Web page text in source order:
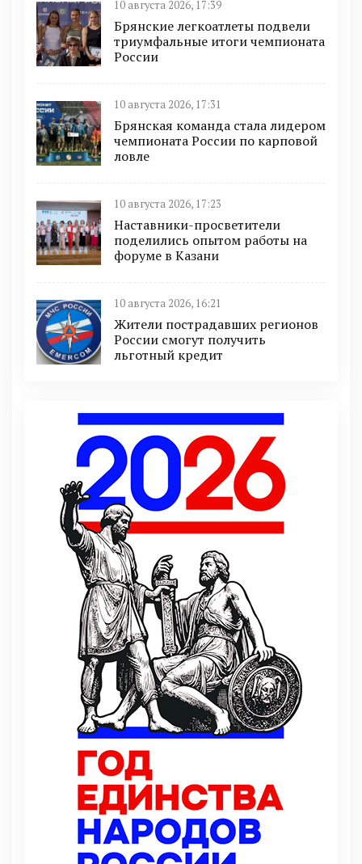
10 августа 2026, 17:39
Брянские легкоатлеты подвели
триумфальные итоги чемпионата
России
10 августа 2026, 17:31
Брянская команда стала лидером
чемпионата России по карповой
ловле
10 августа 2026, 17:23
Наставники-просветители
поделились опытом работы на
форуме в Казани
10 августа 2026, 16:21
Жители пострадавших регионов
России смогут получить
льготный кредит